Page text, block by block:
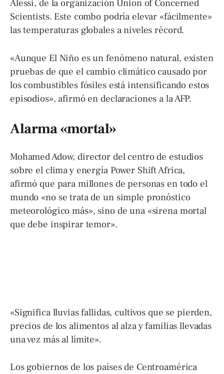
Alessi, de la organización Union of Concerned
Scientists. Este combo podría elevar «fácilmente»
las temperaturas globales a niveles récord.
«Aunque El Niño es un fenómeno natural, existen
pruebas de que el cambio climático causado por
los combustibles fósiles está intensificando estos
episodios», afirmó en declaraciones a la AFP.
Alarma «mortal»
Mohamed Adow, director del centro de estudios
sobre el clima y energía Power Shift Africa,
afirmó que para millones de personas en todo el
mundo «no se trata de un simple pronóstico
meteorológico más», sino de una «sirena mortal
que debe inspirar temor».
«Significa lluvias fallidas, cultivos que se pierden,
precios de los alimentos al alza y familias llevadas
una vez más al límite».
Los gobiernos de los países de Centroamérica